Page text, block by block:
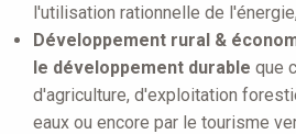
l'utilisation rationnelle de
Développement rural &
le développement durable que
d'agriculture, d'exploitation
eaux ou encore par le tourisme